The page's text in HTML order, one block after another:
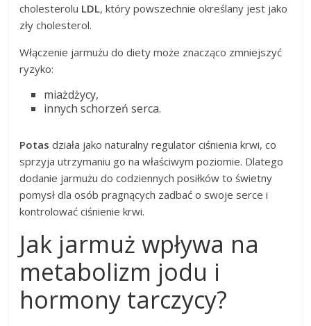
cholesterolu LDL, który powszechnie określany jest jako
zły cholesterol.
Włączenie jarmużu do diety może znacząco zmniejszyć
ryzyko:
miażdżycy,
innych schorzeń serca.
Potas działa jako naturalny regulator ciśnienia krwi, co
sprzyja utrzymaniu go na właściwym poziomie. Dlatego
dodanie jarmużu do codziennych posiłków to świetny
pomysł dla osób pragnących zadbać o swoje serce i
kontrolować ciśnienie krwi.
Jak jarmuż wpływa na
metabolizm jodu i
hormony tarczycy?